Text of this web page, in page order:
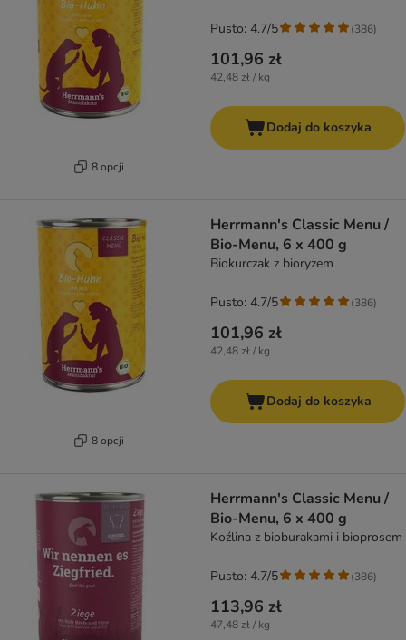
8 opcji
101,96 zł
42,48 zł / kg
Pusto: 4.7/5 (386)
Dodaj do koszyka
8 opcji
Herrmann's Classic Menu /
Bio-Menu, 6 x 400 g
Biokurczak z bioryżem
101,96 zł
42,48 zł / kg
Pusto: 4.7/5 (386)
Dodaj do koszyka
Herrmann's Classic Menu /
Bio-Menu, 6 x 400 g
Koźlina z bioburakami i bioprosem
113,96 zł
47,48 zł / kg
Pusto: 4.7/5 (386)